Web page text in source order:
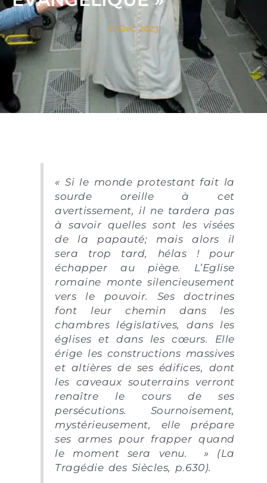
11 Déc 2023
« Si le monde protestant fait la
sourde oreille à cet
avertissement, il ne tardera pas
à savoir quelles sont les visées
de la papauté; mais alors il
sera trop tard, hélas ! pour
échapper au piège. L’Eglise
romaine monte silencieusement
vers le pouvoir. Ses doctrines
font leur chemin dans les
chambres législatives, dans les
églises et dans les cœurs. Elle
érige les constructions massives
et altières de ses édifices, dont
les caveaux souterrains verront
renaître le cours de ses
persécutions. Sournoisement,
mystérieusement, elle prépare
ses armes pour frapper quand
le moment sera venu. » (La
Tragédie des Siècles, p.630).